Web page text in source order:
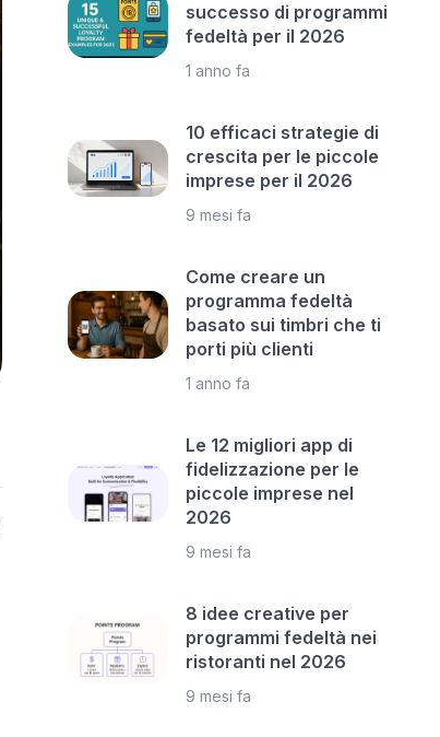
successo di programmi
fedeltà per il 2026
1 anno fa
10 efficaci strategie di
crescita per le piccole
imprese per il 2026
9 mesi fa
Come creare un
programma fedeltà
basato sui timbri che ti
porti più clienti
1 anno fa
Le 12 migliori app di
fidelizzazione per le
piccole imprese nel
2026
9 mesi fa
8 idee creative per
programmi fedeltà nei
ristoranti nel 2026
9 mesi fa